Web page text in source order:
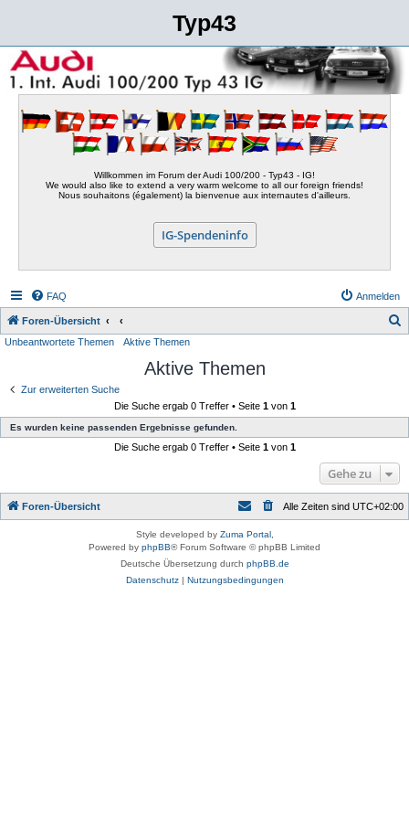
Typ43
Willkommen im Forum der Audi 100/200 - Typ43 - IG!
We would also like to extend a very warm welcome to all our foreign friends!
Nous souhaitons (également) la bienvenue aux internautes d'ailleurs.
IG-Spendeninfo
FAQ Anmelden
Foren-Übersicht
Unbeantwortete Themen Aktive Themen
Aktive Themen
Zur erweiterten Suche
Die Suche ergab 0 Treffer • Seite 1von 1
Es wurden keine passenden Ergebnisse gefunden.
Die Suche ergab 0 Treffer • Seite 1von 1
Gehe zu
Foren-Übersicht Alle Zeiten sind UTC+02:00
Style developed by Zuma Portal ,
Powered by phpBB® Forum Software © phpBB Limited
Deutsche Übersetzung durch phpBB.de
Datenschutz| Nutzungsbedingungen